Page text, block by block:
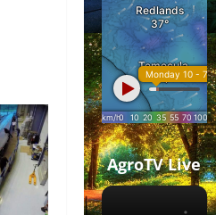
AgroTV Live